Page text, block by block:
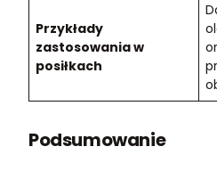
Przykłady
zastosowania w
posiłkach
Podsumowanie